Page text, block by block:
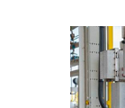
O
As